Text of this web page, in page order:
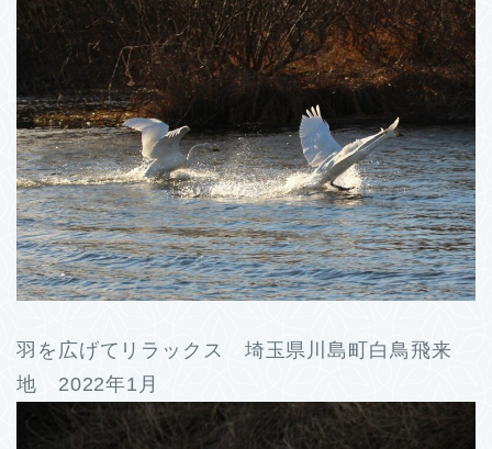
羽を広げてリラックス 埼玉県川島町白鳥飛来
地 2022年1月